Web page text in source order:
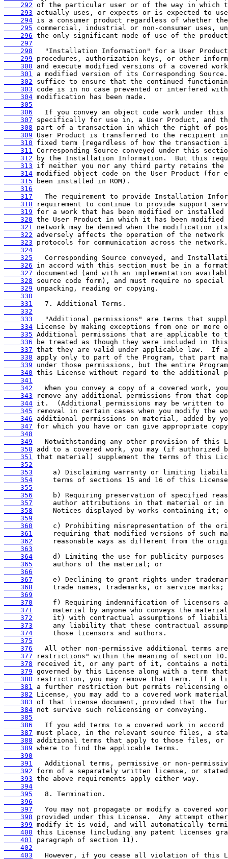
    292
    293
    294
    295
    296
    297
    298
    299
    300
    301
    302
    303
    304
    305
    306
    307
    308
    309
    310
    311
    312
    313
    314
    315
    316
    317
    318
    319
    320
    321
    322
    323
    324
    325
    326
    327
    328
    329
    330
    331
    332
    333
    334
    335
    336
    337
    338
    339
    340
    341
    342
    343
    344
    345
    346
    347
    348
    349
    350
    351
    352
    353
    354
    355
    356
    357
    358
    359
    360
    361
    362
    363
    364
    365
    366
    367
    368
    369
    370
    371
    372
    373
    374
    375
    376
    377
    378
    379
    380
    381
    382
    383
    384
    385
    386
    387
    388
    389
    390
    391
    392
    393
    394
    395
    396
    397
    398
    399
    400
    401
    402
    403